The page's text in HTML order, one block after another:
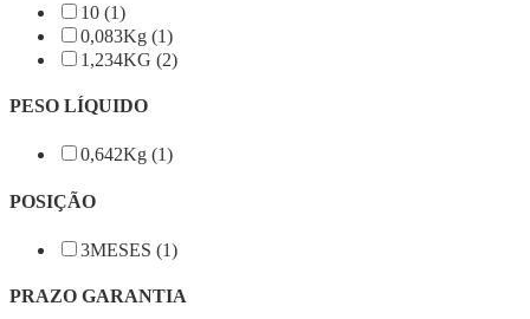
10 (1)
0,083Kg (1)
1,234KG (2)
PESO LÍQUIDO
0,642Kg (1)
POSIÇÃO
3MESES (1)
PRAZO GARANTIA